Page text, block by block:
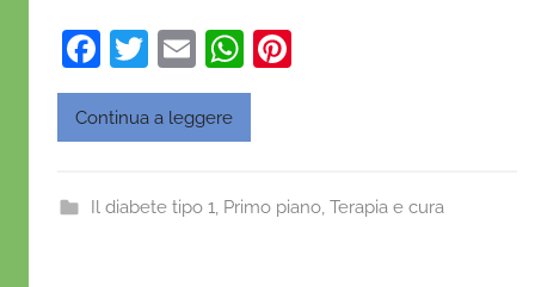
o
F
a
c
b
T
w
itt
E
m
ai
W
h
A st
Continua a leggere
Il diabete tipo 1, Primo piano, Terapia e cura